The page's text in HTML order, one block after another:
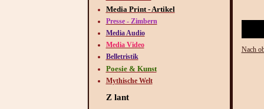
Media Print - Artikel
Presse - Zimbern
Media Audio
Media Video
Belletristik
Poesie & Kunst
Mythische Welt
Z lant
Nach